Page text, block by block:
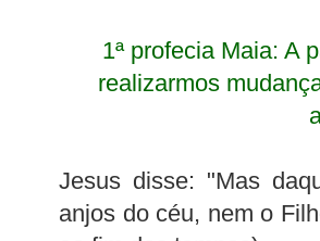
1ª profecia Maia: A
realizarmos
Jesus disse: "Mas
anjos do céu, nem o